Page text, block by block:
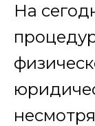
На